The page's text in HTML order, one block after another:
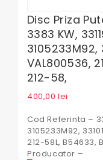
Disc Priza
3383 KW,
3105233M92,
VAL800536,
212-58,
400,00lei
Cod Referinta –
3105233M92,
212-58L, B54633,
Producator –